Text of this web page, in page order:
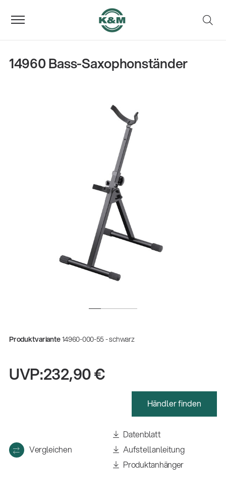
14960 Bass-Saxophonständer
Produktvariante14960-000-55 - schwarz
UVP:232,90 €
Händler finden
Vergleichen
Datenblatt
Aufstellanleitung
Produktanhänger